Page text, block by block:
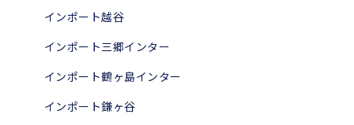
インポート越谷
インポート三郷インター
インポート鶴ヶ島インター
インポート鎌ヶ谷